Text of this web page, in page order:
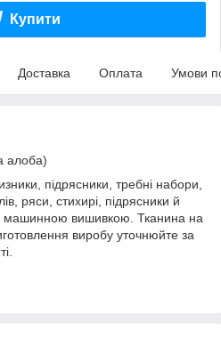
Купити
Доставка Оплата Умови
алоба)
підрясники, требні набори,
ряси, стихирі, підрясники й
машинною вишивкою. Тканина на
виробу уточнюйте за